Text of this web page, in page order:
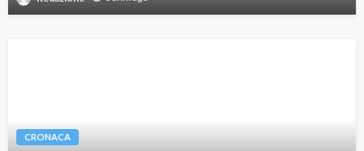
CRONACA